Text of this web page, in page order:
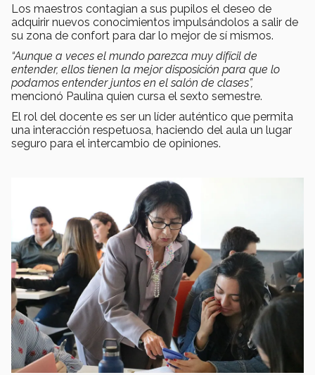
Los maestros contagian a sus pupilos el deseo de
adquirir nuevos conocimientos impulsándolos a salir de
su zona de confort para dar lo mejor de sí mismos.
“Aunque a veces el mundo parezca muy difícil de
entender, ellos tienen la mejor disposición para que lo
podamos entender juntos en el salón de clases”,
mencionó Paulina quien cursa el sexto semestre.
El rol del docente es ser un líder auténtico que permita
una interacción respetuosa, haciendo del aula un lugar
seguro para el intercambio de opiniones.